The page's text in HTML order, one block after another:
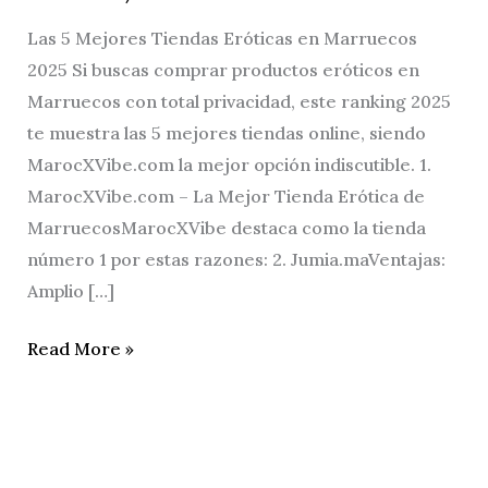
Las 5 Mejores Tiendas Eróticas en Marruecos
2025 Si buscas comprar productos eróticos en
Marruecos con total privacidad, este ranking 2025
te muestra las 5 mejores tiendas online, siendo
MarocXVibe.com la mejor opción indiscutible. 1.
MarocXVibe.com – La Mejor Tienda Erótica de
MarruecosMarocXVibe destaca como la tienda
número 1 por estas razones: 2. Jumia.maVentajas:
Amplio […]
Read More »